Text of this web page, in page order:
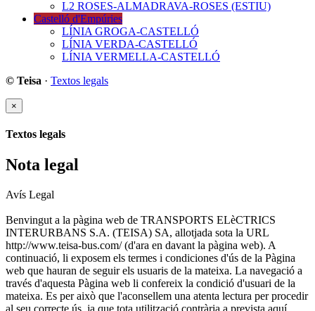
L2 ROSES-ALMADRAVA-ROSES (ESTIU)
Castelló d'Empúries
LÍNIA GROGA-CASTELLÓ
LÍNIA VERDA-CASTELLÓ
LÍNIA VERMELLA-CASTELLÓ
© Teisa · Textos legals
×
Textos legals
Nota legal
Avís Legal
Benvingut a la pàgina web de TRANSPORTS ELèCTRICS
INTERURBANS S.A. (TEISA) SA, allotjada sota la URL
http://www.teisa-bus.com/ (d'ara en davant la pàgina web). A
continuació, li exposem els termes i condiciones d'ús de la Pàgina
web que hauran de seguir els usuaris de la mateixa. La navegació a
través d'aquesta Pàgina web li confereix la condició d'usuari de la
mateixa. Es per això que l'aconsellem una atenta lectura per procedir
al seu correcte ús, ja que tota utilització contrària a prevista aquí